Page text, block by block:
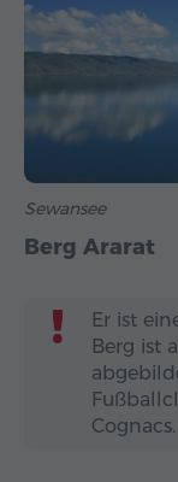
Sewansee
Berg Ararat
Er ist
Berg ist
Cognacs.